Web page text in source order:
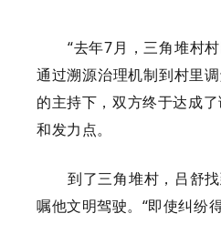
“去年7月，三角堆村
通过溯源治理机制到村里
的主持下，双方终于达成
和发力点。
到了三角堆村，吕舒
嘱他文明驾驶。“即使纠纷